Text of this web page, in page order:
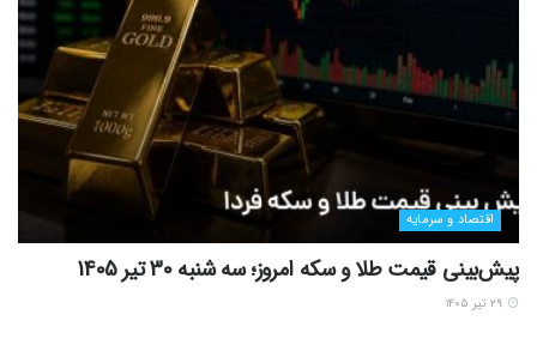
اقتصاد و سرمایه
پیش‌بینی قیمت طلا و سکه امروز؛ سه شنبه 30 تیر 1405